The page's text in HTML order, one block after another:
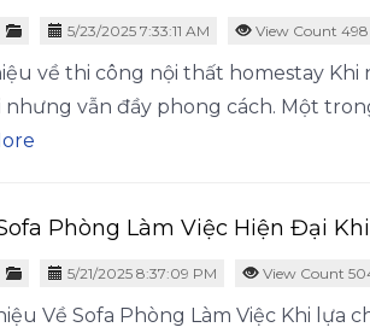
5/23/2025 7:33:11 AM View Count 498
về thi công nội thất homestay
nhưng vẫn đầy phong cách. Một
Phòng Làm Việc Hiện Đại
5/21/2025 8:37:09 PM View Count
Về Sofa Phòng Làm Việc Khi